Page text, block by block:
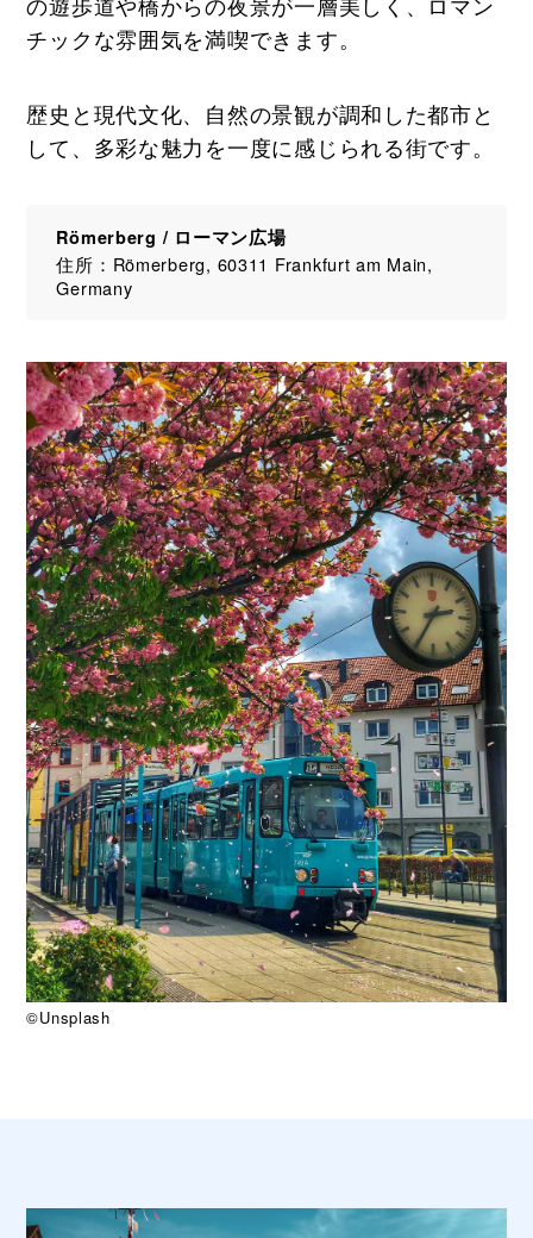
チックな雰囲気を満喫できます。
歴史と現代文化、自然の景観が調和した都市と
して、多彩な魅力を一度に感じられる街です。
Römerberg / ローマン広場
住所：Römerberg, 60311 Frankfurt am Main,
Germany
©Unsplash